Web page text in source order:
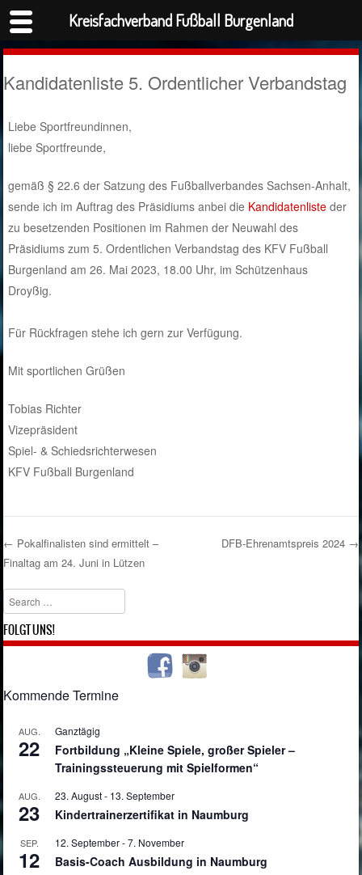
Kandidatenliste 5. Ordentlicher Verbandstag
Liebe Sportfreundinnen,
liebe Sportfreunde,
gemäß § 22.6 der Satzung des Fußballverbandes Sachsen-Anhalt,
sende ich im Auftrag des Präsidiums anbei die Kandidatenliste der
zu besetzenden Positionen im Rahmen der Neuwahl des
Präsidiums zum 5. Ordentlichen Verbandstag des KFV Fußball
Burgenland am 26. Mai 2023, 18.00 Uhr, im Schützenhaus
Droyßig.
Für Rückfragen stehe ich gern zur Verfügung.
Mit sportlichen Grüßen
Tobias Richter
Vizepräsident
Spiel- & Schiedsrichterwesen
KFV Fußball Burgenland
Post navigation
← Pokalfinalisten sind ermittelt –
Finaltag am 24. Juni in Lützen
DFB-Ehrenamtspreis 2024 →
Search
FOLGT UNS!
Kommende Termine
AUG.
22
Ganztägig
Fortbildung „Kleine Spiele, großer Spieler –
Trainingssteuerung mit Spielformen“
AUG.
23
23. August- 13. September
Kindertrainerzertifikat in Naumburg
SEP.
12
12. September-7. November
Basis-Coach Ausbildung in Naumburg
Kreisfachverband Fußball Burgenland